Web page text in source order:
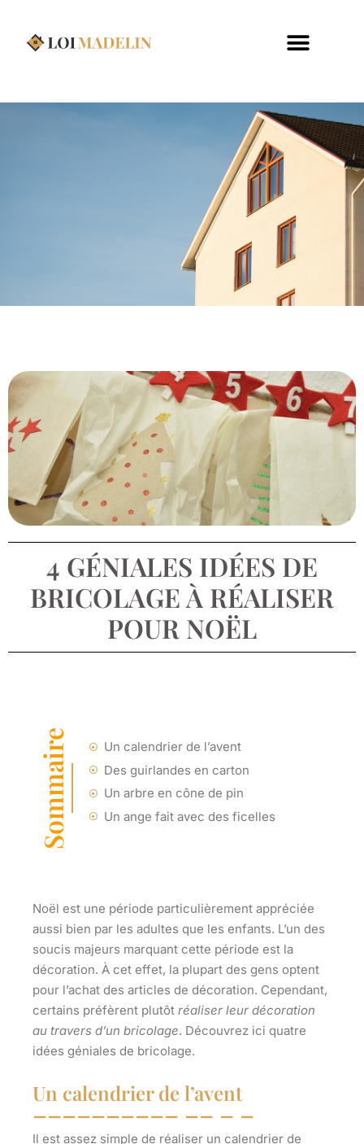
4 GÉNIALES IDÉES DE
BRICOLAGE À RÉALISER
POUR NOËL
Sommaire
Un calendrier de l’avent
Des guirlandes en carton
Un arbre en cône de pin
Un ange fait avec des ficelles
Noël est une période particulièrement appréciée
aussi bien par les adultes que les enfants. L’un des
soucis majeurs marquant cette période est la
décoration. À cet effet, la plupart des gens optent
pour l’achat des articles de décoration. Cependant,
certains préfèrent plutôt réaliser leur décoration
au travers d’un bricolage. Découvrez ici quatre
idées géniales de bricolage.
Un calendrier de l’avent
Il est assez simple de réaliser un calendrier de